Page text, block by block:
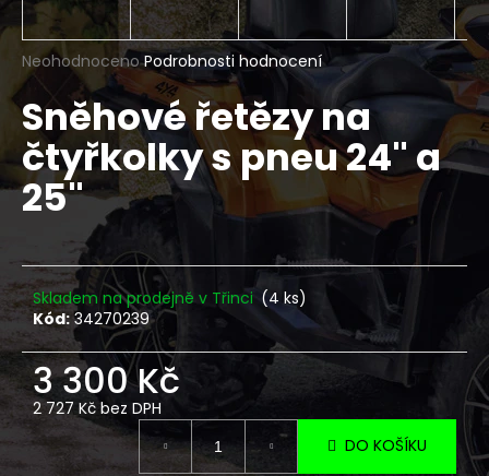
Průměrné
hodnocení
produktu
je
0,0
z
5
hvězdiček.
Neohodnoceno Podrobnosti hodnocení
Sněhové řetězy na
čtyřkolky s pneu 24" a
25"
Skladem na prodejně v Třinci (4 ks)
Kód: 34270239
3 300 Kč
2 727 Kč bez DPH
Měrná
cena:
DO KOŠÍKU
a
j
í
t
?
D
o
p
o